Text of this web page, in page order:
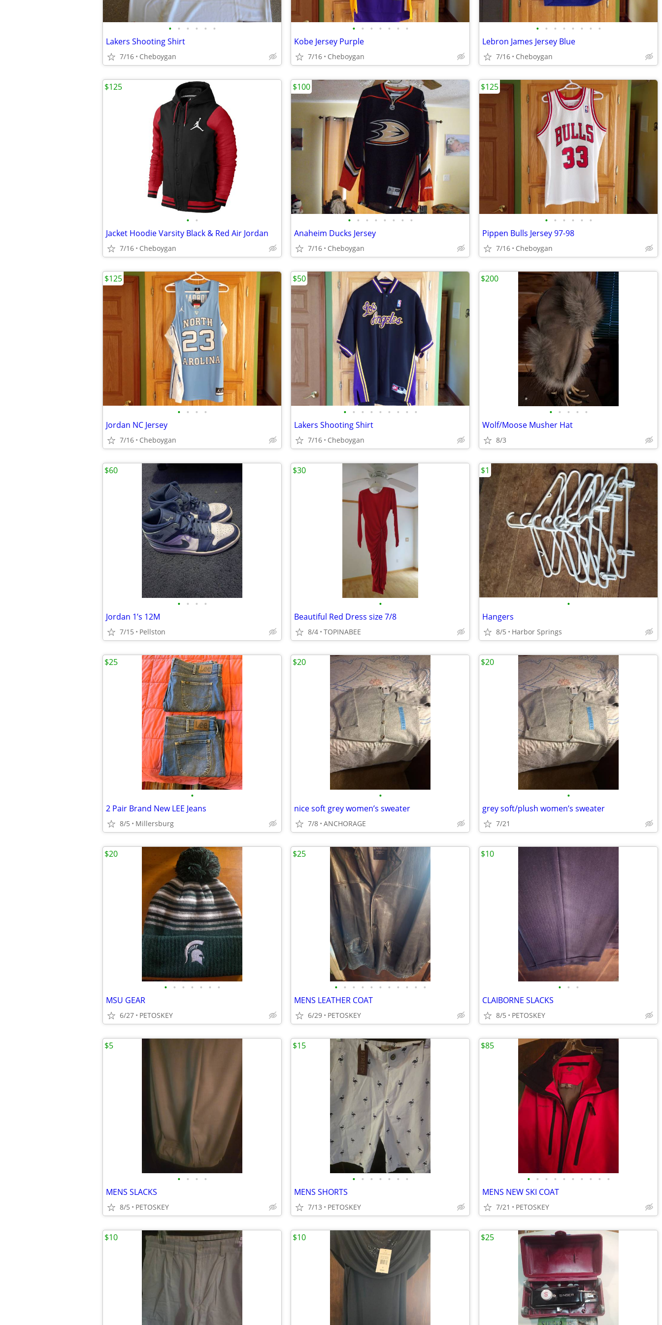
• • • • • •
Lakers Shooting Shirt
7/16 Cheboygan
• • • • • • •
Kobe Jersey Purple
7/16 Cheboygan
• • • • • • • •
Lebron James Jersey Blue
7/16 Cheboygan
• •
Jacket Hoodie Varsity Black & Red Air Jordan
7/16 Cheboygan
$125
• • • • • • • •
Anaheim Ducks Jersey
7/16 Cheboygan
$100
• • • • • •
Pippen Bulls Jersey 97-98
7/16 Cheboygan
$125
• • • •
Jordan NC Jersey
7/16 Cheboygan
$125
• • • • • • • • •
Lakers Shooting Shirt
7/16 Cheboygan
$50
• • • • •
Wolf/Moose Musher Hat
8/3
$200
• • • •
Jordan 1’s 12M
7/15 Pellston
$60
•
Beautiful Red Dress size 7/8
8/4 TOPINABEE
$30
•
Hangers
8/5 Harbor Springs
$1
•
2 Pair Brand New LEE Jeans
8/5 Millersburg
$25
•
nice soft grey women’s sweater
7/8 ANCHORAGE
$20
•
grey soft/plush women’s sweater
7/21
$20
• • • • • • •
MSU GEAR
6/27 PETOSKEY
$20
• • • • • • • • • • •
MENS LEATHER COAT
6/29 PETOSKEY
$25
• • •
CLAIBORNE SLACKS
8/5 PETOSKEY
$10
• • • •
MENS SLACKS
8/5 PETOSKEY
$5
• • • • • • •
MENS SHORTS
7/13 PETOSKEY
$15
• • • • • • • • • •
MENS NEW SKI COAT
7/21 PETOSKEY
$85
$10 $10 $25